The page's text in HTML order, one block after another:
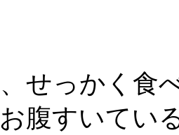
せっかく食
腹すいてい